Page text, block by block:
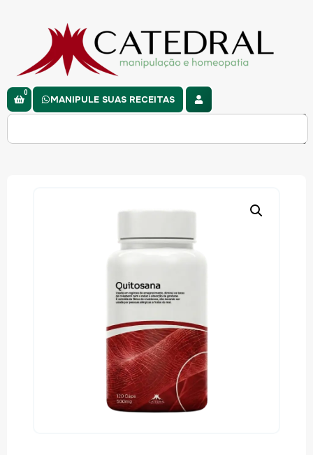
MANIPULE SUAS RECEITAS
0